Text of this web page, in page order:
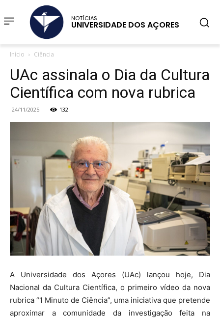
NOTÍCIAS
UNIVERSIDADE DOS AÇORES
Início Ciência
UAc assinala o Dia da Cultura
Científica com nova rubrica
24/11/2025 132
A Universidade dos Açores (UAc) lançou hoje, Dia
Nacional da Cultura Científica, o primeiro vídeo da nova
rubrica “1 Minuto de Ciência”, uma iniciativa que pretende
aproximar a comunidade da investigação feita na